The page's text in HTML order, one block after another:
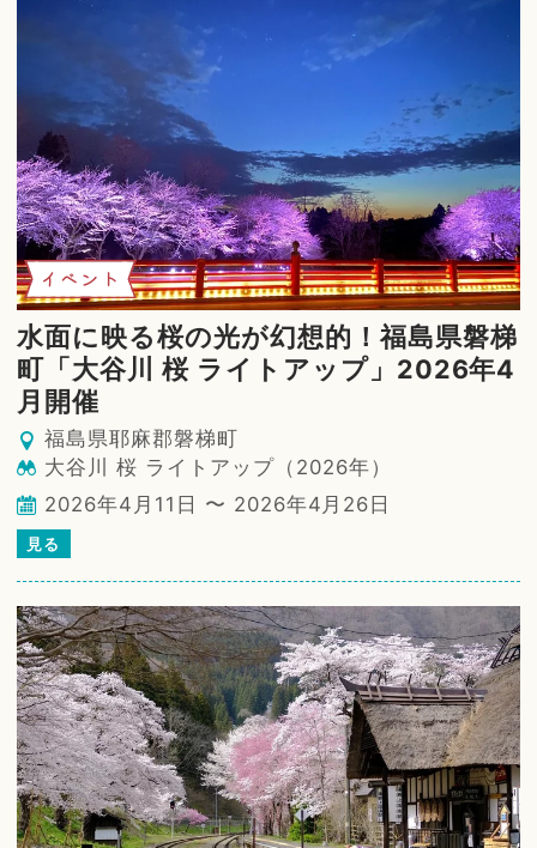
イベント
水面に映る桜の光が幻想的！福島県磐梯
町「大谷川 桜 ライトアップ」2026年4
月開催
福島県耶麻郡磐梯町
大谷川 桜 ライトアップ（2026年）
2026年4月11日 〜 2026年4月26日
見る